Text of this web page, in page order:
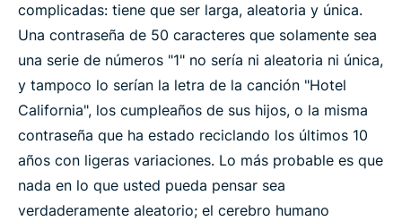
complicadas: tiene que ser larga, aleatoria y única.
Una contraseña de 50 caracteres que solamente sea
una serie de números "1" no sería ni aleatoria ni única,
y tampoco lo serían la letra de la canción "Hotel
California", los cumpleaños de sus hijos, o la misma
contraseña que ha estado reciclando los últimos 10
años con ligeras variaciones. Lo más probable es que
nada en lo que usted pueda pensar sea
verdaderamente aleatorio; el cerebro humano